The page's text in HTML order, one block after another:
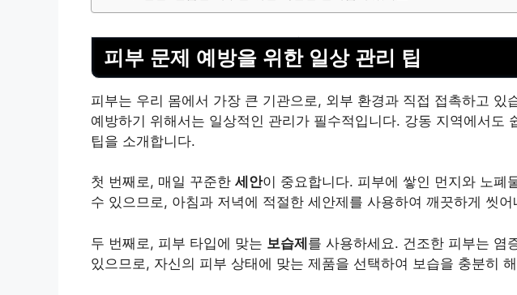
피부 문제 예방을 위한 일상 관리 팁
피부는 우리 몸에서 가장 큰 기관으로, 외부 환경과 직접 접촉하고 있
예방하기 위해서는 일상적인 관리가 필수적입니다. 강동 지역에서도
팁을 소개합니다.
첫 번째로, 매일 꾸준한 세안이 중요합니다. 피부에 쌓인 먼지와 노폐
수 있으므로, 아침과 저녁에 적절한 세안제를 사용하여 깨끗하게 씻어
두 번째로, 피부 타입에 맞는 보습제를 사용하세요. 건조한 피부는 염
있으므로, 자신의 피부 상태에 맞는 제품을 선택하여 보습을 충분히